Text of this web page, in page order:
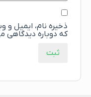
ذخیره نام، ایمیل و
که دوباره دیدگاهی